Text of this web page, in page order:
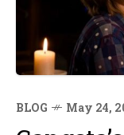
BLOG May 24,